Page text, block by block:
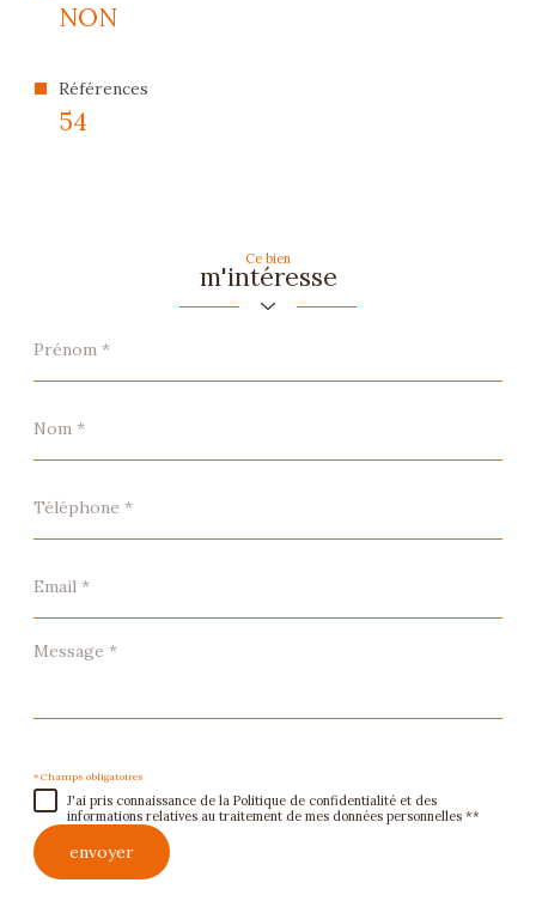
NON
Références
54
Ce bien
m'intéresse
*
*
*
*
Message
* Champs obligatoires
J'ai pris connaissance de la Politique de confidentialité et des
informations relatives au traitement de mes données personnelles **
envoyer